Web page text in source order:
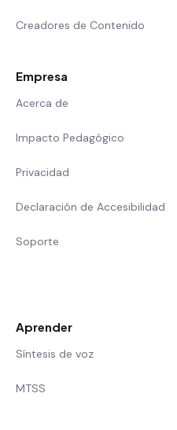
Creadores de Contenido
Empresa
Acerca de
Impacto Pedagógico
Privacidad
Declaración de Accesibilidad
Soporte
Aprender
Síntesis de voz
MTSS